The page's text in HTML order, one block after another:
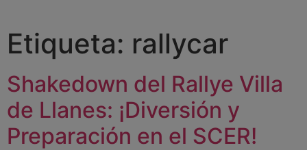
Etiqueta: rallycar
Shakedown del Rallye Villa
de Llanes: ¡Diversión y
Preparación en el SCER!